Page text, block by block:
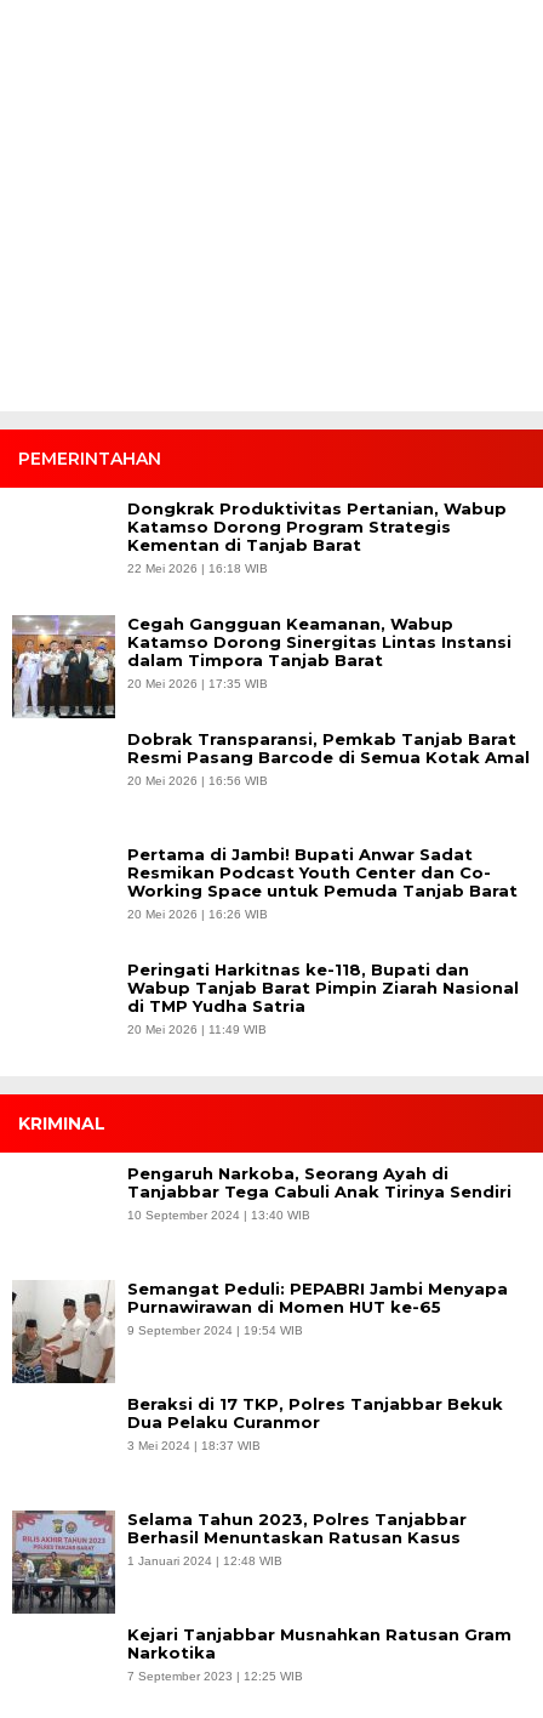
PEMERINTAHAN
Dongkrak Produktivitas Pertanian, Wabup
Katamso Dorong Program Strategis
Kementan di Tanjab Barat
22 Mei 2026 | 16:18 WIB
Cegah Gangguan Keamanan, Wabup
Katamso Dorong Sinergitas Lintas Instansi
dalam Timpora Tanjab Barat
20 Mei 2026 | 17:35 WIB
Dobrak Transparansi, Pemkab Tanjab Barat
Resmi Pasang Barcode di Semua Kotak Amal
20 Mei 2026 | 16:56 WIB
Pertama di Jambi! Bupati Anwar Sadat
Resmikan Podcast Youth Center dan Co-
Working Space untuk Pemuda Tanjab Barat
20 Mei 2026 | 16:26 WIB
Peringati Harkitnas ke-118, Bupati dan
Wabup Tanjab Barat Pimpin Ziarah Nasional
di TMP Yudha Satria
20 Mei 2026 | 11:49 WIB
KRIMINAL
Pengaruh Narkoba, Seorang Ayah di
Tanjabbar Tega Cabuli Anak Tirinya Sendiri
10 September 2024 | 13:40 WIB
Semangat Peduli: PEPABRI Jambi Menyapa
Purnawirawan di Momen HUT ke-65
9 September 2024 | 19:54 WIB
Beraksi di 17 TKP, Polres Tanjabbar Bekuk
Dua Pelaku Curanmor
3 Mei 2024 | 18:37 WIB
Selama Tahun 2023, Polres Tanjabbar
Berhasil Menuntaskan Ratusan Kasus
1 Januari 2024 | 12:48 WIB
Kejari Tanjabbar Musnahkan Ratusan Gram
Narkotika
7 September 2023 | 12:25 WIB